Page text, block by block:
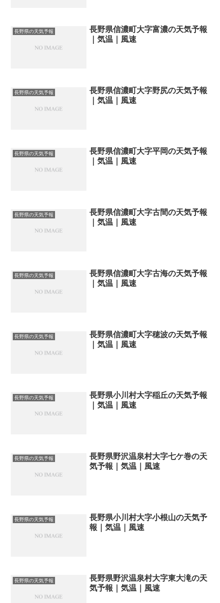
長野県の天気予報
長野県信濃町大字富濃の天気予報
｜気温｜風速
長野県の天気予報
長野県信濃町大字野尻の天気予報
｜気温｜風速
長野県の天気予報
長野県信濃町大字平岡の天気予報
｜気温｜風速
長野県の天気予報
長野県信濃町大字古間の天気予報
｜気温｜風速
長野県の天気予報
長野県信濃町大字古海の天気予報
｜気温｜風速
長野県の天気予報
長野県信濃町大字穂波の天気予報
｜気温｜風速
長野県の天気予報
長野県小川村大字稲丘の天気予報
｜気温｜風速
長野県の天気予報
長野県野沢温泉村大字七ケ巻の天
気予報｜気温｜風速
長野県の天気予報
長野県小川村大字小根山の天気予
報｜気温｜風速
長野県の天気予報
長野県野沢温泉村大字東大滝の天
気予報｜気温｜風速